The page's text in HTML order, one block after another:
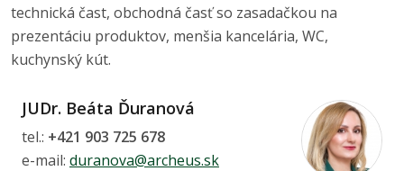
technická čast, obchodná časť so zasadačkou na
prezentáciu produktov, menšia kancelária, WC,
kuchynský kút.
JUDr. Beáta Ďuranová
tel.: +421 903 725 678
e-mail: duranova@archeus.sk